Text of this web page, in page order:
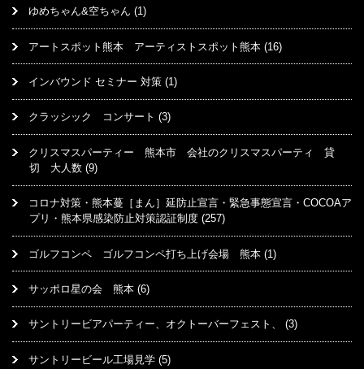
ゆめちゃん&空ちゃん (1)
アートスポット熊本 アーティストスポット熊本 (16)
インバウンド セミナー 対策 (1)
クラッシック コンサート (3)
クリスマスパーティー 熊本市 会社のクリスマスパーティ 貸
切 大人数 (9)
コロナ対策・熊本蔓［まん］延防止宣言・緊急事態宣言・COCOAア
プリ・熊本県感染防止対策認証制度 (257)
ゴルフコンペ ゴルフコンペ打ち上げ会場 熊本 (1)
サッポロ星の会 熊本 (6)
サントリービアパーティー、オクトーバーフェスト、 (3)
サントリービール工場見学 (5)